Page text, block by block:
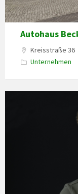
Autohaus
Kreisstraße 36
Unternehmen